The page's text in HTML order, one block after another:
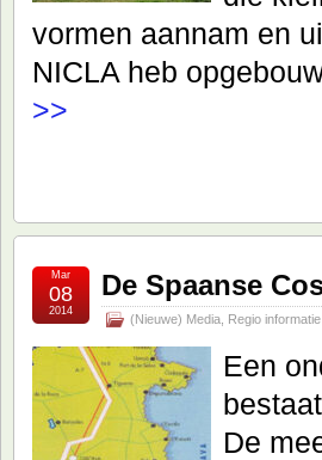
vormen aannam en
NICLA heb
>>
De Spaanse
(Nieuwe) Media Regio informatie
Mar
08
2014
Een
De